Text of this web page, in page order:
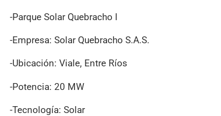
-Parque Solar Quebracho I
-Empresa: Solar Quebracho S.A.S.
-Ubicación: Viale, Entre Ríos
-Potencia: 20 MW
-Tecnología: Solar